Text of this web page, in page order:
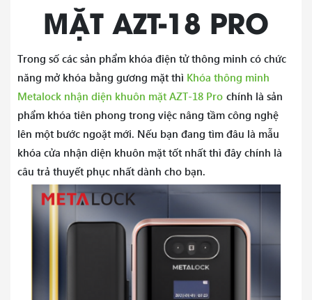
Cấp điện khẩn
USB TYPE – C
Nhiệt độ hoạt
động
-25 ~ 65 độ C
Độ ẩm làm việc 5 ~ 95%RH
Phạm vi áp dụng
Cửa kính không khung 8 - 12mm
(kích thước khoảng cách cửa 4-
15mm)
Cửa kính khung 30-120mm
MẶT AZT-18 PRO
Trong số các sản phẩm khóa điện tử thông minh có chức
năng mở khóa bằng gương mặt thì Khóa thông minh
Metalock nhận diện khuôn mặt AZT-18 Pro chính là sản
phẩm khóa tiên phong trong việc nâng tầm công nghệ
lên một bước ngoặt mới. Nếu bạn đang tìm đâu là mẫu
khóa cửa nhận diện khuôn mặt tốt nhất thì đây chính là
câu trả thuyết phục nhất dành cho bạn.